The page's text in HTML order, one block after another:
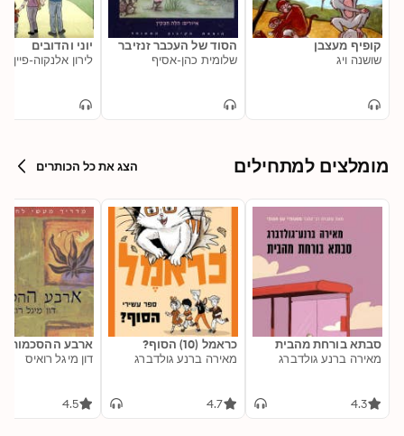
קופיף מעצבן
שושנה ויג
הסוד של העכבר זנזיבר
שלומית כהן-אסיף
יוני והדובים
לירון אלנקוה-פיין
מומלצים למתחילים הצג את כל הכותרים
סבתא בורחת מהבית
מאירה ברנע גולדברג
4.3
כראמל (10) הסוף?
מאירה ברנע גולדברג
4.7
ארבע ההסכמות
דון מיגל רואיס
4.5